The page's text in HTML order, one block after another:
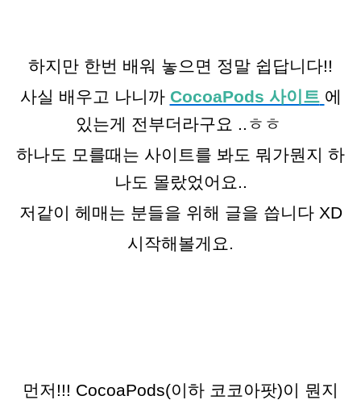
하지만 한번 배워 놓으면 정말 쉽답니다!!
사실 배우고 나니까 CocoaPods 사이트 에
있는게 전부더라구요 ..ㅎㅎ
하나도 모를때는 사이트를 봐도 뭐가뭔지 하
나도 몰랐었어요..
저같이 헤매는 분들을 위해 글을 씁니다 XD
시작해볼게요.
먼저!!! CocoaPods(이하 코코아팟)이 뭔지